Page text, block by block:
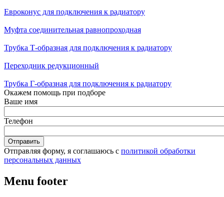
Евроконус для подключения к радиатору
Муфта соединительная равнопроходная
Трубка Т-образная для подключения к радиатору
Переходник редукционный
Трубка Г-образная для подключения к радиатору
Окажем помощь при подборе
Ваше имя
Телефон
Отправляя форму, я соглашаюсь с политикой обработки
персональных данных
Menu footer